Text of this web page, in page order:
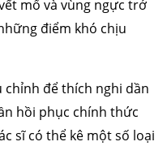
mổ và vùng ngực trở
điểm khó chịu
chỉnh để thích nghi dần
hồi phục chính thức
sĩ có thể kê một số loại